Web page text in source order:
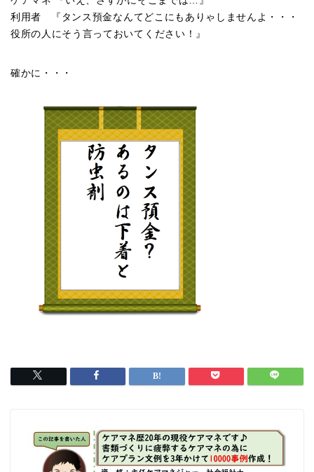
利用者 『タンス預金なんてどこにもありゃしませんよ・・・
役所の人にそう言っておいてください！』
確かに・・・